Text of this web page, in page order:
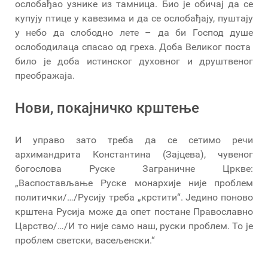
ослобађао узнике из тамница. Био је обичај да се
купују птице у кавезима и да се ослобађају, пуштају
у небо да слободно лете – да би Господ душе
ослободилаца спасао од греха. Доба Великог поста
било је доба истинског духовног и друштвеног
преображаја.
Нови, покајничко крштење
И управо зато треба да се сетимо речи
архимандрита Константина (Зајцева), чувеног
богослова Руске Заграничне Цркве:
„Васпостављање Руске монархије није проблем
политички/…/Русију треба „крстити“. Једино поново
крштена Русија може да опет постане Православно
Царство/…/И то није само наш, руски проблем. То је
проблем светски, васељенски.“